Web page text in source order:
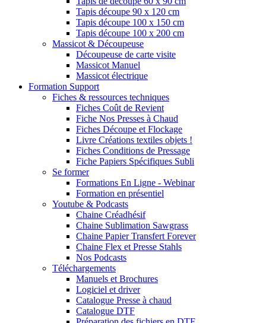
Tapis découpe 90 x 120 cm
Tapis découpe 100 x 150 cm
Tapis découpe 100 x 200 cm
Massicot & Découpeuse
Découpeuse de carte visite
Massicot Manuel
Massicot électrique
Formation Support
Fiches & ressources techniques
Fiches Coût de Revient
Fiche Nos Presses à Chaud
Fiches Découpe et Flockage
Livre Créations textiles objets !
Fiches Conditions de Pressage
Fiche Papiers Spécifiques Subli
Se former
Formations En Ligne - Webinar
Formation en présentiel
Youtube & Podcasts
Chaine Créadhésif
Chaine Sublimation Sawgrass
Chaine Papier Transfert Forever
Chaine Flex et Presse Stahls
Nos Podcasts
Téléchargements
Manuels et Brochures
Logiciel et driver
Catalogue Presse à chaud
Catalogue DTF